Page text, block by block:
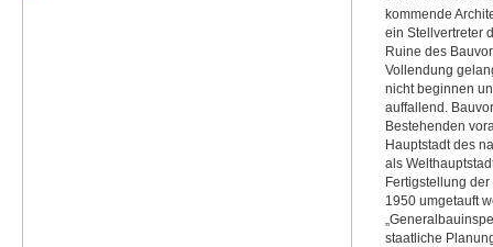
kommende
ein Stellvertreter
Ruine des
Vollendung
nicht beginnen
auffallend.
Bestehenden
Hauptstadt des
als
Fertigstellung
1950 umgetauft
staatliche